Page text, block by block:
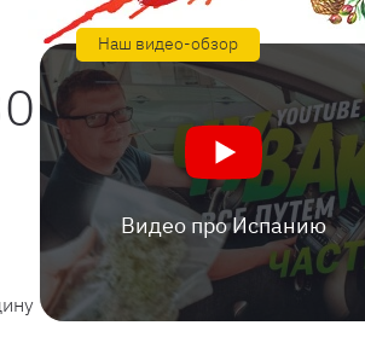
Наш видео-обзор
Видео про Испанию